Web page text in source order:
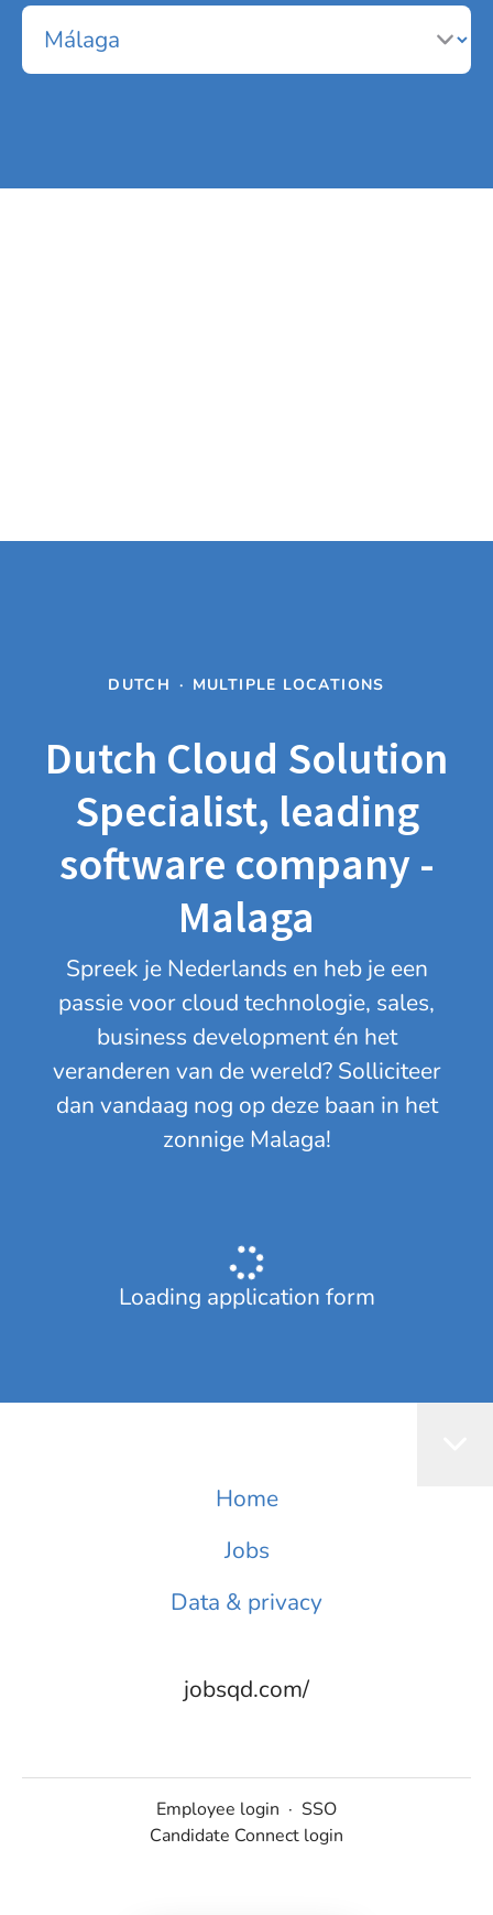
DUTCH · MULTIPLE LOCATIONS
Dutch Cloud Solution
Specialist, leading
software company -
Malaga
Spreek je Nederlands en heb je een
passie voor cloud technologie, sales,
business development én het
veranderen van de wereld? Solliciteer
dan vandaag nog op deze baan in het
zonnige Malaga!
Loading application form
Home
Jobs
Data & privacy
jobsqd.com/
Employee login · SSO
Candidate Connect login